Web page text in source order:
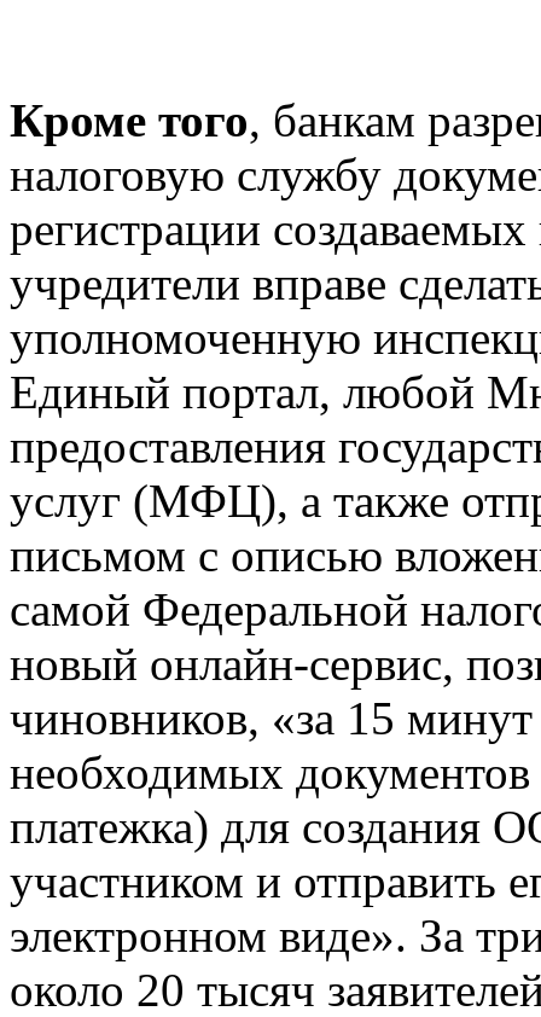
Кроме того, банкам
налоговую службу
регистрации
учредители вправе
уполномоченную
Единый портал, любой
предоставления
услуг (МФЦ), а также
письмом с описью
самой Федеральной
новый онлайн-сервис,
чиновников, «за 15
необходимых документов
платежка) для создания
участником и отправить
электронном виде». За
около 20 тысяч